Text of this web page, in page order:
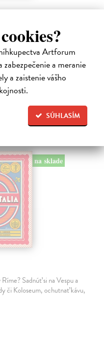
Artforum
zabezpečenie a meranie
a zaistenie vášho
SÚHLASÍM
Jezdecké schodiště, které
na rytířské turnaje? Víte,
pera nejkrásnější
na sklade
Sadnúť si na Vespu a
či Koloseum, ochutnať kávu,